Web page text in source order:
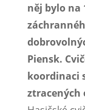
něj bylo na
Piensk.
koordinaci
ztracených